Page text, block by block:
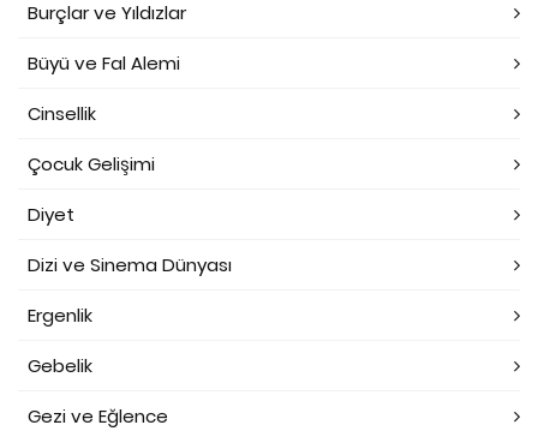
Burçlar ve Yıldızlar
Büyü ve Fal Alemi
Cinsellik
Çocuk Gelişimi
Diyet
Dizi ve Sinema Dünyası
Ergenlik
Gebelik
Gezi ve Eğlence